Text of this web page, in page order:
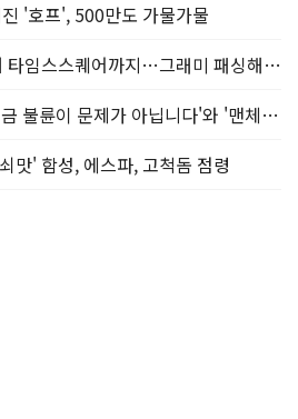
'호프', 500만도 가물가물
BTS, 메트라이프부터 타임스스퀘어까지…그래미 패싱해도 미 대륙 꿀꺽
[주간 쿠팡플레이] '지금 불륜이 문제가 아닙니다'와 '맨체스터 시티 VS 아틀레티코 마드리드 빅매치'
맛' 함성, 에스파, 고척돔 점령